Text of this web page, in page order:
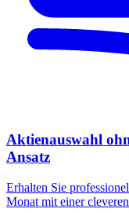
Aktienauswahl
Ansatz
Erhalten Sie
Monat mit einer